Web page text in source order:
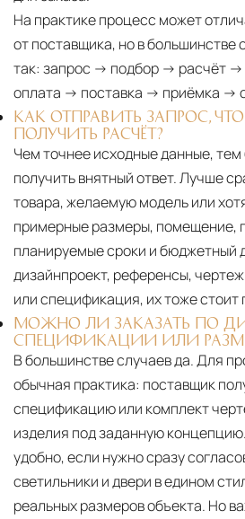
На практике процесс может
от поставщика, но в большинстве
так: запрос → подбор → расчёт
оплата → поставка → приёмка →
КАК ОТПРАВИТЬ ЗАПРОС,
ПОЛУЧИТЬ РАСЧЁТ?
Чем точнее исходные данные,
получить внятный ответ. Лучше
товара, желаемую модель или
примерные размеры, помещение,
планируемые сроки и бюджетный
дизайнпроект, референсы,
или спецификация, их тоже стоит
МОЖНО ЛИ ЗАКАЗАТЬ ПО
СПЕЦИФИКАЦИИ ИЛИ
В большинстве случаев да. Для
обычная практика: поставщик
спецификацию или комплект
изделия под заданную
удобно, если нужно сразу
светильники и двери в едином
реальных размеров объекта. Но